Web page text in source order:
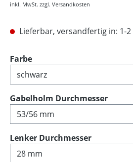
inkl. MwSt. zzgl. Versandkosten
Lieferbar, versandfertig in: 1-2
Farbeauswählen
Gabelholm Durchmesser
Lenker Durchmesserauswählen